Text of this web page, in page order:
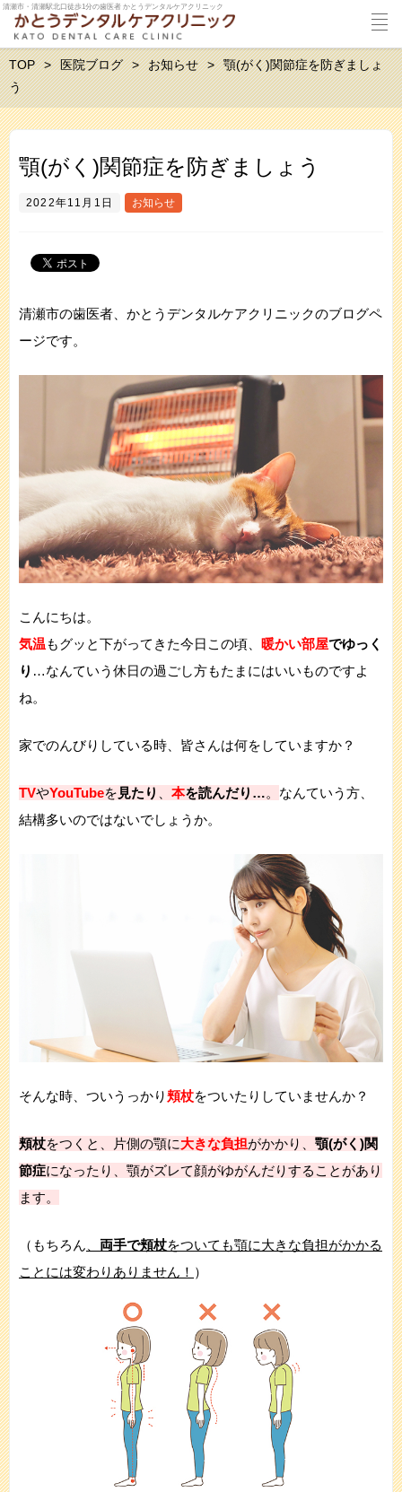
清瀬市・清瀬駅北口徒歩1分の歯医者 かとうデンタルケアクリニック
TOP 医院ブログ お知らせ
顎(がく)関節症を防ぎましょ
う
顎(がく)関節症を防ぎましょう
2022年11月1日 お知らせ
清瀬市の歯医者、かとうデンタルケアクリニックのブログペ
ージです。
こんにちは。
気温もグッと下がってきた今日この頃、 暖かい部屋でゆっく
り …なんていう休日の過ごし方もたまにはいいものですよ
ね。
家でのんびりしている時、皆さんは何をしていますか？
TVやYouTubeを 見たり 本を読んだり…。 なんていう方、
結構多いのではないでしょうか。
そんな時、ついうっかり頬杖をついたりしていませんか？
頬杖をつくと、片側の顎に大きな負担がかかり、 顎(がく)関
節症になったり、顎がズレて顔がゆがんだりすることがあり
ます。
（もちろん 両手で頬杖をついても顎に大きな負担がかかる
ことには変わりありません！ ）